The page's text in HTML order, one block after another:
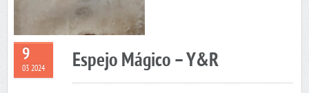
9
03 2024 Espejo Mágico – Y&R